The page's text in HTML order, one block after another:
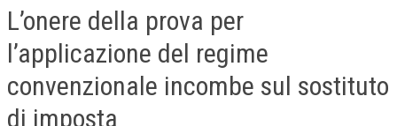
COSTITUZIONALE
CIVILE
TRIBUTARIA
PENALE
L’onere della prova per
l’applicazione del regime
convenzionale incombe sul sostituto
di imposta